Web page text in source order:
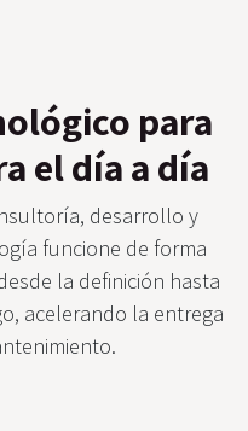
para
el día a día
desarrollo y
funcione de forma
la definición hasta
acelerando la entrega